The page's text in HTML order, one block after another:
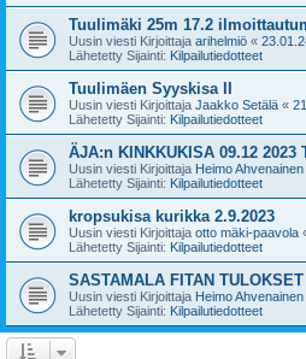
Tuulimäki 25m 17.2
Uusin viesti Kirjoittaja arihelmiö «
Lähetetty Sijainti: Kilpailutiedotteet
Tuulimäen Syyskisa II
Uusin viesti Kirjoittaja Jaakko Setälä «
Lähetetty Sijainti: Kilpailutiedotteet
ÄJA:n KINKKUKISA 09.12 2023
Uusin viesti Kirjoittaja Heimo Ahvenainen
Lähetetty Sijainti: Kilpailutiedotteet
kropsukisa kurikka 2.9.2023
Uusin viesti Kirjoittaja otto mäki-paavola
Lähetetty Sijainti: Kilpailutiedotteet
SASTAMALA FITAN TULOKSET
Uusin viesti Kirjoittaja Heimo Ahvenainen
Lähetetty Sijainti: Kilpailutiedotteet